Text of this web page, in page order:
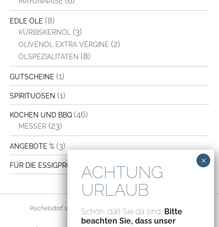
EDLE ÖLE (8)
KÜRBISKERNÖL (3)
OLIVENÖL EXTRA VERGINE (2)
ÖLSPEZIALITÄTEN (8)
GUTSCHEINE (1)
SPIRITUOSEN (1)
KOCHEN UND BBQ (46)
MESSER (23)
ANGEBOTE % (3)
FÜR DIE ESSIGPRODUKTION (4)
Pischelsdorf 156, 8212 Pischelsdorf, Austria – ATU70094435
Schön, daß Sie da sind. Bitte
beachten Sie, dass unser